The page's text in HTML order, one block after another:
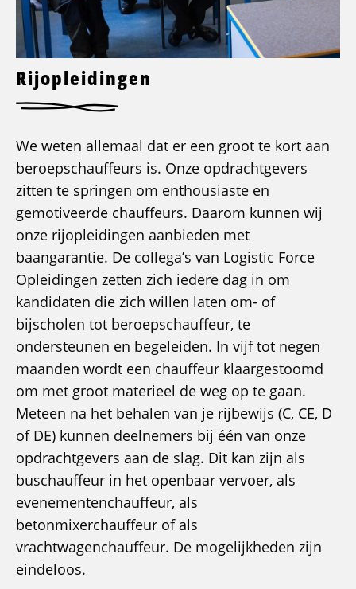
Rijopleidingen
We weten allemaal dat er een groot te kort aan
beroepschauffeurs is. Onze opdrachtgevers
zitten te springen om enthousiaste en
gemotiveerde chauffeurs. Daarom kunnen wij
onze rijopleidingen aanbieden met
baangarantie. De collega’s van Logistic Force
Opleidingen zetten zich iedere dag in om
kandidaten die zich willen laten om- of
bijscholen tot beroepschauffeur, te
ondersteunen en begeleiden. In vijf tot negen
maanden wordt een chauffeur klaargestoomd
om met groot materieel de weg op te gaan.
Meteen na het behalen van je rijbewijs (C, CE, D
of DE) kunnen deelnemers bij één van onze
opdrachtgevers aan de slag. Dit kan zijn als
buschauffeur in het openbaar vervoer, als
evenementenchauffeur, als
betonmixerchauffeur of als
vrachtwagenchauffeur. De mogelijkheden zijn
eindeloos.